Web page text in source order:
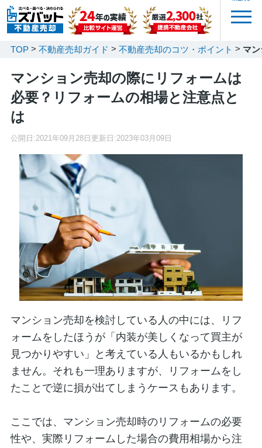
TOP 不動産売却ガイド 不動産売却のコツ・ポイント マ
マンション売却の際にリフォームは
必要？リフォームの相場と注意点と
は
公開日:2021年09月28日 更新日:2023年03月09日
マンション売却を検討している人の中には、リフ
ォームをしたほうが「内装が美しくなって買主が
見つかりやすい」と考えている人もいるかもしれ
ません。それも一理ありますが、リフォームをし
たことで逆に損が出てしまうケースもあります。
ここでは、マンション売却時のリフォームの必要
性や、実際リフォームした場合の費用相場から注